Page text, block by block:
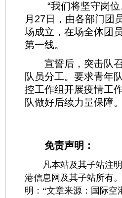
“我们将坚守岗位
月27日，由各部门团
场成立，在场全体团
第一线。
宣誓后，突击队召
队员分工。要求青年
控工作组开展疫情工
队做好后续力量保障。
免责声明：
凡本站及其子站注明“
港信息网及其子站所有
明：“文章来源：国际